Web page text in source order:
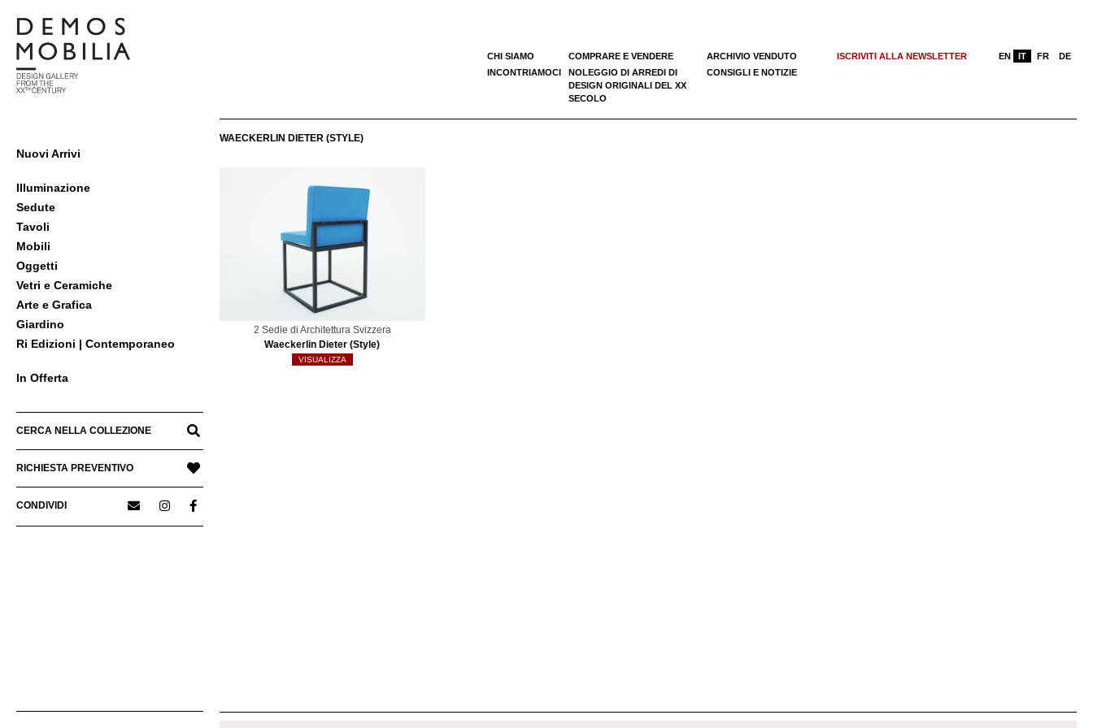
contenuto
Menu
di
navigzione
Nuovi Arrivi
Illuminazione
Sedute
Tavoli
Mobili
Oggetti
Vetri e Ceramiche
Arte e Grafica
Giardino
Ri Edizioni | Contemporaneo
In Offerta
CERCA NELLA COLLEZIONE
RICHIESTA PREVENTIVO
CONDIVIDI
CHI SIAMO COMPRARE E VENDERE ARCHIVIO VENDUTO
ISCRIVITI ALLA NEWSLETTER
INCONTRIAMOCI
NOLEGGIO DI ARREDI DI
DESIGN ORIGINALI DEL XX
SECOLO
CONSIGLI E NOTIZIE
EN IT FR DE
WAECKERLIN DIETER (STYLE)
2 Sedie di Architettura Svizzera
Waeckerlin Dieter (Style)
VISUALIZZA